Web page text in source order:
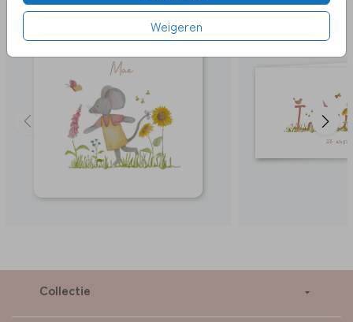
Weigeren
Collectie